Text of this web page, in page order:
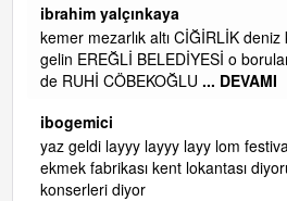
ibrahim yalçınkaya
kemer mezarlık altı CİĞİRLİK
gelin EREĞLİ BELEDİYESİ o
de RUHİ CÖBEKOĞLU ... DEVAMI
ibogemici
yaz geldi layyy layyy layy lom
ekmek fabrikası kent lokantası
konserleri diyor